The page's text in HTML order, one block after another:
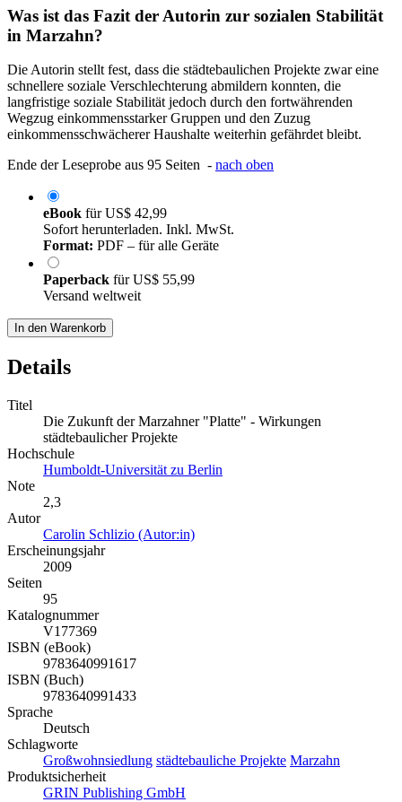
Was ist das Fazit der Autorin zur sozialen Stabilität
in Marzahn?
Die Autorin stellt fest, dass die städtebaulichen Projekte zwar eine
schnellere soziale Verschlechterung abmildern konnten, die
langfristige soziale Stabilität jedoch durch den fortwährenden
Wegzug einkommensstarker Gruppen und den Zuzug
einkommensschwächerer Haushalte weiterhin gefährdet bleibt.
Ende der Leseprobe aus 95 Seiten - nach oben
eBook fürUS$ 42,99
Sofort herunterladen. Inkl. MwSt.
Format: PDF – für alle Geräte
Paperback fürUS$ 55,99
Versand weltweit
In den Warenkorb
Details
Titel
Die Zukunft der Marzahner "Platte" - Wirkungen
städtebaulicher Projekte
Hochschule
Humboldt-Universität zu Berlin
Note
2,3
Autor
Carolin Schlizio (Autor:in)
Erscheinungsjahr
2009
Seiten
95
Katalognummer
V177369
ISBN (eBook)
9783640991617
ISBN (Buch)
9783640991433
Sprache
Deutsch
Schlagworte
Großwohnsiedlung städtebauliche Projekte Marzahn
Produktsicherheit
GRIN Publishing GmbH